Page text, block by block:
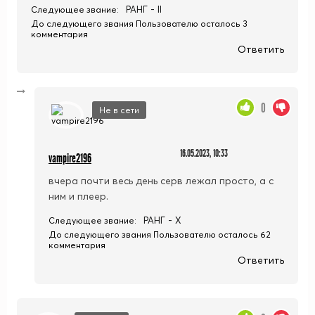
Следующее звание: РАНГ - II
До следующего звания Пользователю осталось 3
комментария
Ответить
Не в сети
vampire2196 16.05.2023, 10:33
вчера почти весь день серв лежал просто, а с
ним и плеер.
0
Следующее звание: РАНГ - X
До следующего звания Пользователю осталось 62
комментария
Ответить